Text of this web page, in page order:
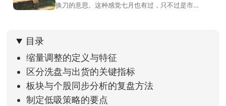
换刀的意思。这种感觉七月也有过，只不过是市场
家感受到了春天般的暖风。指数涨了百点，交易额
回暖到2
目录
缩量调整的定义与特征
区分洗盘与出货的关键指标
板块与个股同步分析的复盘方法
制定低吸策略的要点